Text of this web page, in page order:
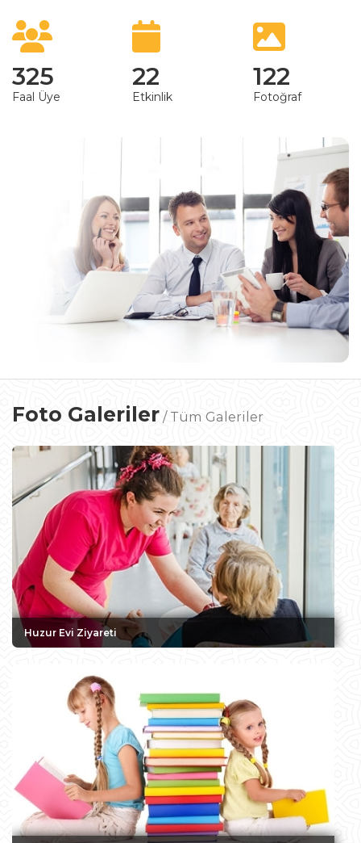
325
Faal Üye
22
Etkinlik
122
Fotoğraf
Foto Galeriler / Tüm Galeriler
Huzur Evi Ziyareti